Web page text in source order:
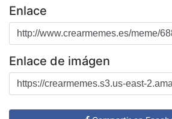
Enlace
Enlace de imágen